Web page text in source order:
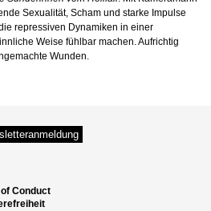
Sexualität, Scham und starke Impulse
repressiven Dynamiken in einer
Weise fühlbar machen. Aufrichtig
Wunden.
Conduct